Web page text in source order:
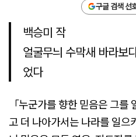
구글 검색 선
백승미 작
얼굴무늬 수막새 바라보
었다
「누군가를 향한 믿음은 그
고 더 나아가서는 나라를 일으